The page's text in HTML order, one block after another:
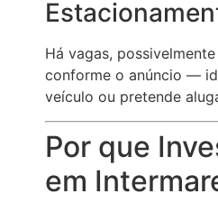
Há vagas,
conforme o anúncio —
veículo ou pretende
Por que
em